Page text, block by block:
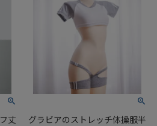
丈
グラビアのストレッチ体操服半